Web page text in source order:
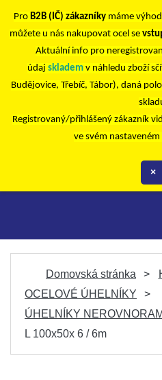
Pro B2B (IČ) zákazníkymáme
můžete u nás nakupovat ocel se
Aktuální info pro
údaj skladem v náhledu zboží
Budějovice, Třebíč, Tábor), daná
Registrovaný/přihlášený zákazník
ve svém
×
Domovská stránka
OCELOVÉ ÚHELNÍKY
ÚHELNÍKY
L 100x50x 6 / 6m